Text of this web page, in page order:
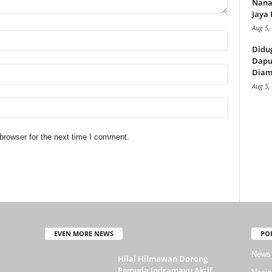
for the next time I comment.
Jaya
Aug 5,
Aug 5,
EVEN MORE NEWS
Hilal Hilmawan Dorong
News